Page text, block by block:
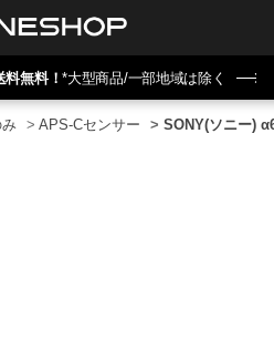
料無料！*大型商品/一部地域は除く
> APS-Cセンサー > SONY(ソニー)